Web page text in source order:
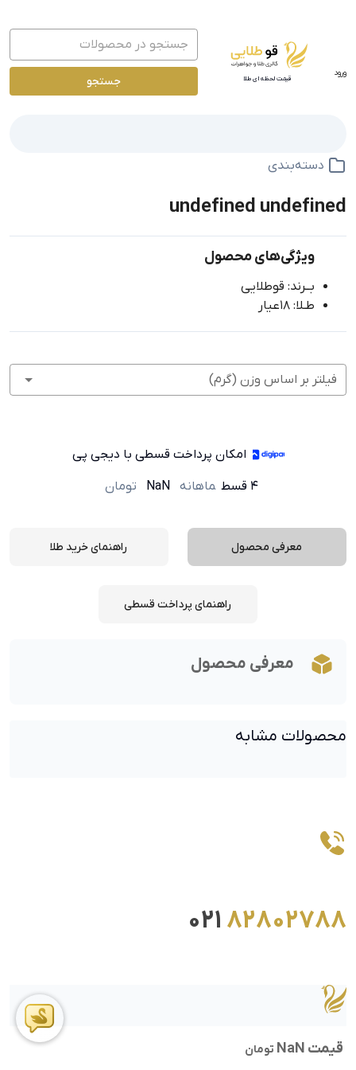
ورود
قیمت لحظه ای طلا جستجو
دسته‌بندی
undefined undefined
ویژگی‌های محصول
بــرند: قوطلایی
طـلا: 18عیار
فیلتر بر اساس وزن (گرم)
امکان پرداخت قسطی با دیجی پی
۴ قسط
ماهانه NaN تومان
قیمت NaN تومان
معرفی محصول راهنمای خرید طلا
راهنمای پرداخت قسطی
معرفی محصول
محصولات مشابه
82802788
021